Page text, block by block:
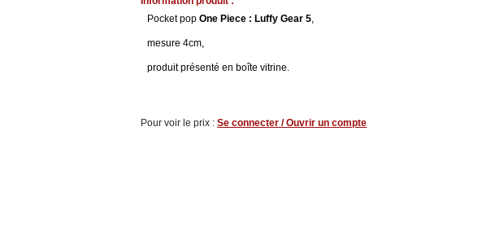
Pocket popOne Piece : Luffy Gear 5,
mesure 4cm,
produit présenté en boîte vitrine.
Pour voir le prix :Se connecter / Ouvrir un compte